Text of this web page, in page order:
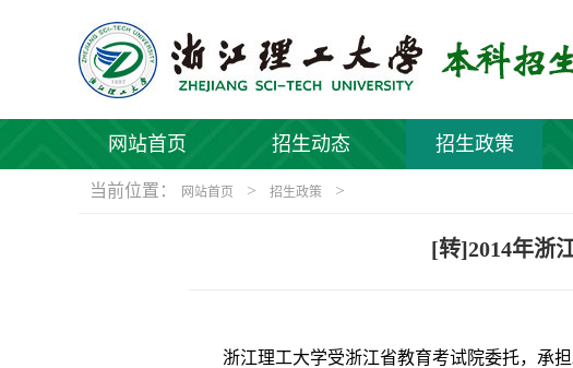
网站首页 招生动态 招生政策
当前位置： 网站首页 > 招生政策 >
[转]2014年浙
浙江理工大学受浙江省教育考试院委托，承担